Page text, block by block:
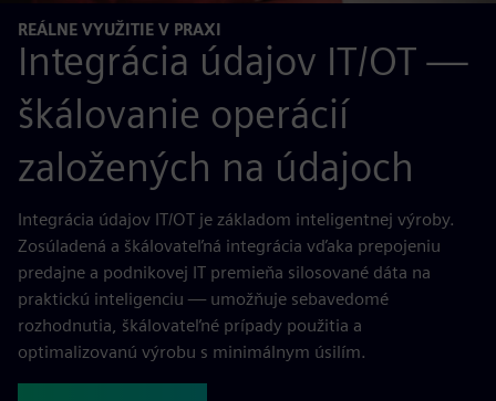
REÁLNE VYUŽITIE V PRAXI
Integrácia údajov IT/OT —
škálovanie operácií
založených na údajoch
Integrácia údajov IT/OT je základom inteligentnej výroby.
Zosúladená a škálovateľná integrácia vďaka prepojeniu
predajne a podnikovej IT premieňa silosované dáta na
praktickú inteligenciu — umožňuje sebavedomé
rozhodnutia, škálovateľné prípady použitia a
optimalizovanú výrobu s minimálnym úsilím.